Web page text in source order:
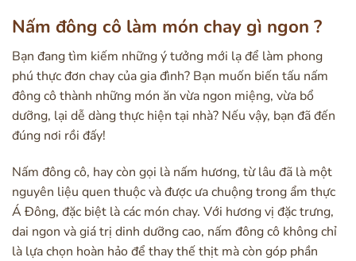
Nấm đông cô làm món chay gì ngon ?
Bạn đang tìm kiếm những ý tưởng mới lạ để làm phong
phú thực đơn chay của gia đình? Bạn muốn biến tấu nấm
đông cô thành những món ăn vừa ngon miệng, vừa bổ
dưỡng, lại dễ dàng thực hiện tại nhà? Nếu vậy, bạn đã đến
đúng nơi rồi đấy!
Nấm đông cô, hay còn gọi là nấm hương, từ lâu đã là một
nguyên liệu quen thuộc và được ưa chuộng trong ẩm thực
Á Đông, đặc biệt là các món chay. Với hương vị đặc trưng,
dai ngon và giá trị dinh dưỡng cao, nấm đông cô không chỉ
là lựa chọn hoàn hảo để thay thế thịt mà còn góp phần